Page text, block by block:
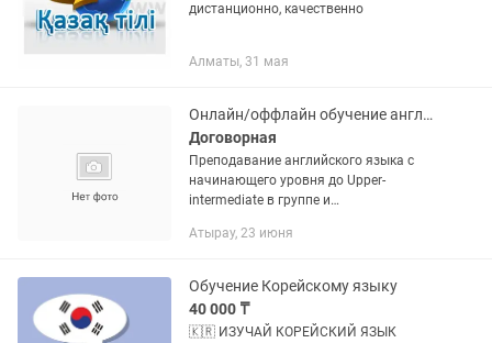
дистанционно, качественно
Алматы, 31 мая
Онлайн/оффлайн обучение английскому языку
Договорная
Преподавание английского языка с
начинающего уровня до Upper-
intermediate в группе и
с 10-11лет.Для оффлайн обучения
гарантировано.По поводу...
Атырау, 23 июня
Обучение Корейскому языку
40 000 ₸
🇰🇷 ИЗУЧАЙ КОРЕЙСКИЙ ЯЗЫК